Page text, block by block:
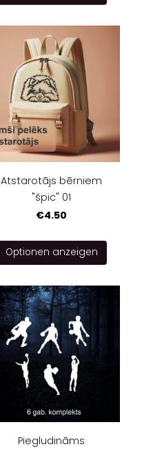
Atstarotājs bērniem
"špic" 01
€4.50
Optionen anzeigen
Piegludināms